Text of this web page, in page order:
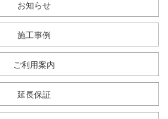
お知らせ
施工事例
ご利用案内
延長保証